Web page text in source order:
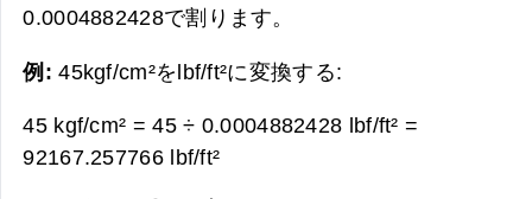
0.0004882428で割ります。
例:45kgf/cm²をlbf/ft²に変換する:
45 kgf/cm² = 45 ÷ 0.0004882428 lbf/ft² =
92167.257766 lbf/ft²